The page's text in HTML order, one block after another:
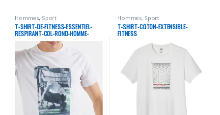
Hommes, Sport
T-SHIRT-DE-FITNESS-ESSENTIEL-
RESPIRANT-COL-ROND-HOMME-
PRINT-BLANC
Hommes, Sport
T-SHIRT-COTON-EXTENSIBLE-
FITNESS